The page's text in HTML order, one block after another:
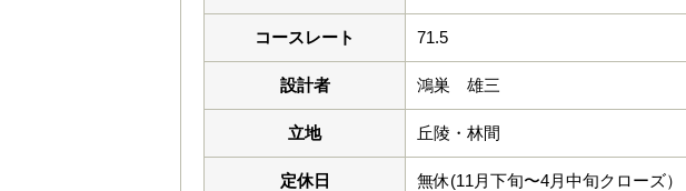
コースレート 71.5
設計者 鴻巣 雄三
立地 丘陵・林間
定休日 無休(11月下旬〜4月中旬クローズ）